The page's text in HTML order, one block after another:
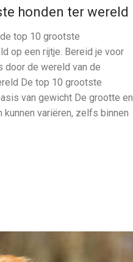
honden ter wereld
top 10 grootste
op een rijtje. Bereid je voor
door de wereld van de
De top 10 grootste
van gewicht De grootte en
kunnen variëren, zelfs binnen